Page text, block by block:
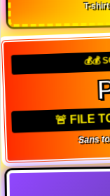
T-
💰💰
🚨 FILE
Sans